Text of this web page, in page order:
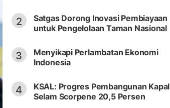
2
Satgas Dorong Inovasi Pembiayaan
untuk Pengelolaan Taman Nasional
3
Menyikapi Perlambatan Ekonomi
Indonesia
4
KSAL: Progres Pembangunan Kapal
Selam Scorpene 20,5 Persen